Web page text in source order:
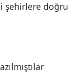
şehirlere doğru